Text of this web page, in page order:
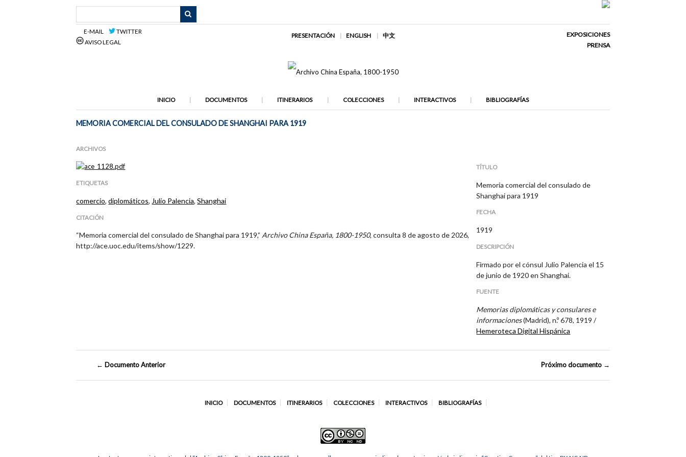
E-MAIL
TWITTER
AVISO LEGAL
PRESENTACIÓN ENGLISH 中文
EXPOSICIONES
PRENSA
INICIO DOCUMENTOS ITINERARIOS COLECCIONES INTERACTIVOS BIBLIOGRAFÍAS
MEMORIA COMERCIAL DEL CONSULADO DE SHANGHAI PARA 1919
ARCHIVOS
ETIQUETAS
comercio,diplomáticos, Julio Palencia,Shanghai
CITACIÓN
“Memoria comercial del consulado de Shanghai para 1919,”Archivo China España, 1800-1950, consulta 8 de agosto de 2026,
http://ace.uoc.edu/items/show/1229.
TÍTULO
Memoria comercial del consulado de
Shanghai para 1919
FECHA
1919
DESCRIPCIÓN
Firmado por el cónsul Julio Palencia el 15
de junio de 1920 en Shanghai.
FUENTE
Memorias diplomáticas y consulares e
informaciones(Madrid), n.º 678, 1919 /
Hemeroteca Digital Hispánica
← Documento Anterior Próximo documento →
INICIO DOCUMENTOS ITINERARIOS COLECCIONES INTERACTIVOS BIBLIOGRAFÍAS